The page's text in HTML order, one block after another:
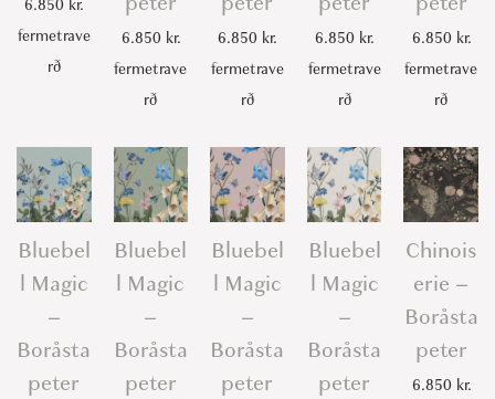
6.850 kr.
fermetrave
rð
6.850 kr.
fermetrave
rð
6.850 kr.
fermetrave
rð
6.850 kr.
fermetrave
rð
6.850 kr.
fermetrave
rð
Bluebel
l Magic
–
Boråsta
peter
Bluebel
l Magic
–
Boråsta
peter
Bluebel
l Magic
–
Boråsta
peter
Bluebel
l Magic
–
Boråsta
peter
Chinois
erie –
Boråsta
peter
6.850 kr.